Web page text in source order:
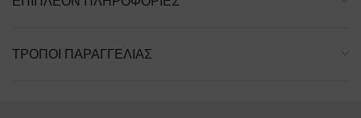
ΤΡΌΠΟΙ ΠΑΡΑΓΓΕΛΊΑΣ